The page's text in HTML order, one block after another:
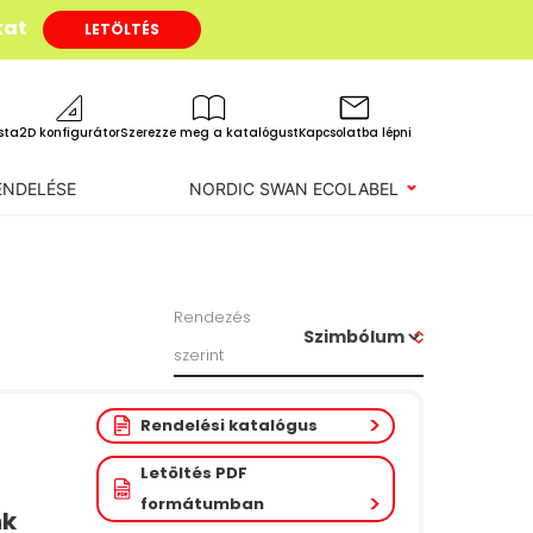
LETÖLTÉS
2D konfigurátorSzerezze meg a katalógustKapcsolatba lépni
NORDIC SWAN ECOLABEL
Rendezés
szerint
Rendelési katalógus
Letöltés PDF
formátumban